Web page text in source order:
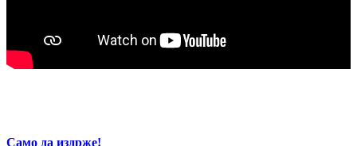
Само да издрже!